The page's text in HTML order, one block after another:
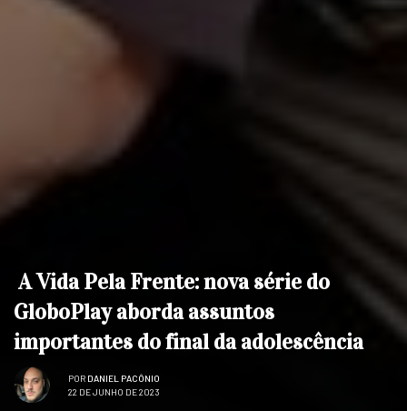
A Vida Pela Frente: nova série do
GloboPlay aborda assuntos
importantes do final da adolescência
POR DANIEL PACÔNIO
22 DE JUNHO DE 2023